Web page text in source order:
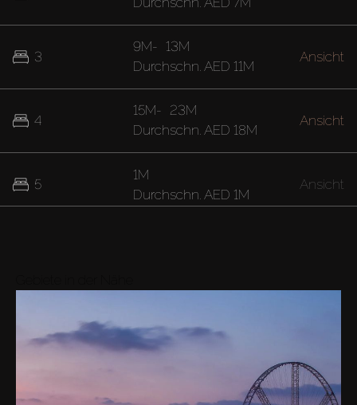
3
4
5
9M- 13M
Durchschn. AED 11M
Ansicht
15M- 23M
Durchschn. AED 18M
Ansicht
1M
Durchschn. AED 1M
Ansicht